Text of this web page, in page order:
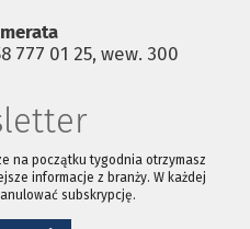
777 01 25, wew. 300
na początku tygodnia otrzymasz
informacje z branży. W każdej
subskrypcję.